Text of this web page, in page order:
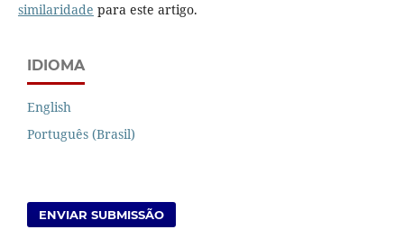
similaridade para este artigo.
IDIOMA
English
Português (Brasil)
ENVIAR SUBMISSÃO